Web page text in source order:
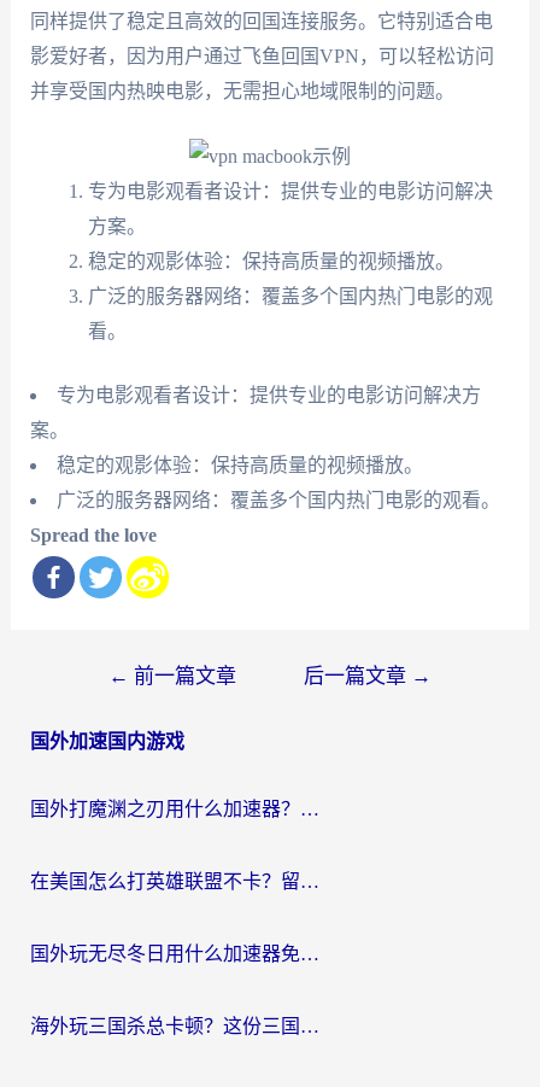
同样提供了稳定且高效的回国连接服务。它特别适合电
影爱好者，因为用户通过飞鱼回国VPN，可以轻松访问
并享受国内热映电影，无需担心地域限制的问题。
专为电影观看者设计：提供专业的电影访问解决
方案。
稳定的观影体验：保持高质量的视频播放。
广泛的服务器网络：覆盖多个国内热门电影的观
看。
专为电影观看者设计：提供专业的电影访问解决方
案。
稳定的观影体验：保持高质量的视频播放。
广泛的服务器网络：覆盖多个国内热门电影的观看。
Spread the love
导
← 前一篇文章 后一篇文章 →
国外加速国内游戏
国外打魔渊之刃用什么加速器？2026海外玩家国服游戏加速全攻略（附闪耀暖暖&复苏的魔女避坑指南）
在美国怎么打英雄联盟不卡？留学生亲测的国服游戏加速全攻略
国外玩无尽冬日用什么加速器免费？海外党国服游戏加速避坑指南
海外玩三国杀总卡顿？这份三国杀游戏加速器指南帮你告别延迟烦恼